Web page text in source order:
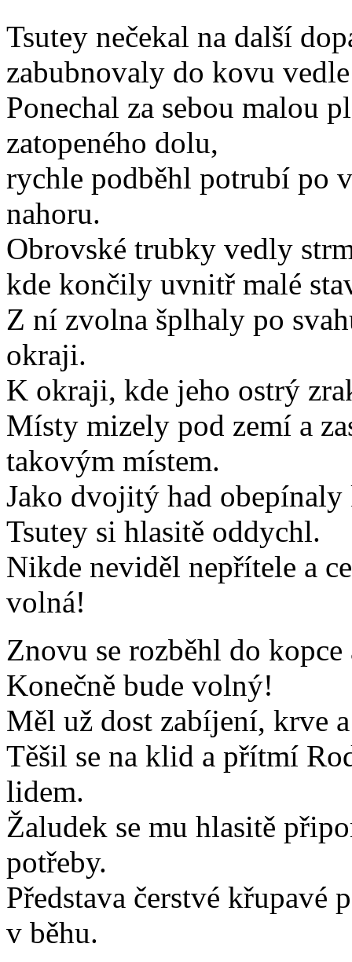
Tsutey nečekal na další
zabubnovaly do kovu
Ponechal za sebou malou
zatopeného dolu,
rychle podběhl potrubí po
nahoru.
Obrovské trubky vedly
kde končily uvnitř malé
Z ní zvolna šplhaly po
okraji.
K okraji, kde jeho ostrý
Místy mizely pod zemí a
takovým místem.
Jako dvojitý had
Tsutey si hlasitě oddychl.
Nikde neviděl nepřítele a
volná!
Znovu se rozběhl do
Konečně bude volný!
Měl už dost zabíjení, krve
Těšil se na klid a přítmí
lidem.
Žaludek se mu hlasitě
potřeby.
Představa čerstvé křupavé
v běhu.